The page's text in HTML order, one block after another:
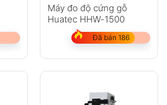
Máy đo độ cứng gỗ
Huatec HHW-1500
Đã bán 186